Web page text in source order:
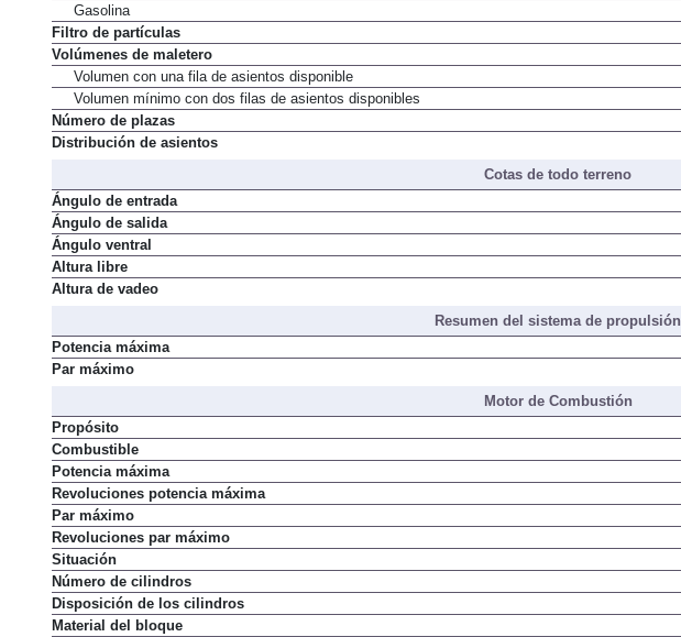
Gasolina
Filtro de partículas
Volúmenes de maletero
Volumen con una fila de asientos disponible
Volumen mínimo con dos filas de asientos disponibles
Número de plazas
Distribución de asientos
Cotas de todo terreno
Ángulo de entrada
Ángulo de salida
Ángulo ventral
Altura libre
Altura de vadeo
Resumen del sistema de propulsión
Potencia máxima
Par máximo
Motor de Combustión
Propósito
Combustible
Potencia máxima
Revoluciones potencia máxima
Par máximo
Revoluciones par máximo
Situación
Número de cilindros
Disposición de los cilindros
Material del bloque